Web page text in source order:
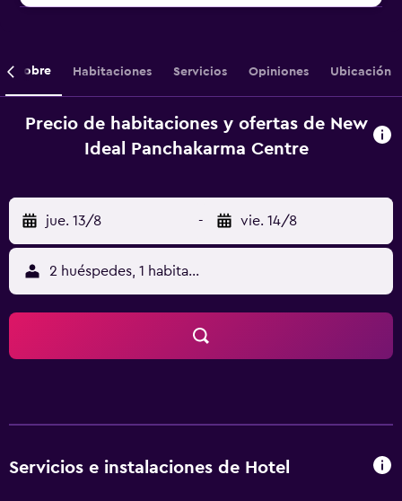
Sobre Habitaciones Servicios Opiniones Ubicación
Precio de habitaciones y ofertas de New
Ideal Panchakarma Centre
jue. 13/8 - vie. 14/8
2 huéspedes, 1 habitación
Servicios e instalaciones de Hotel